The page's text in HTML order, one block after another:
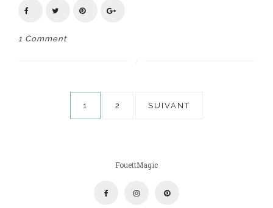
1 Comment
Pagination
des
1 2 SUIVANT
FouettMagic